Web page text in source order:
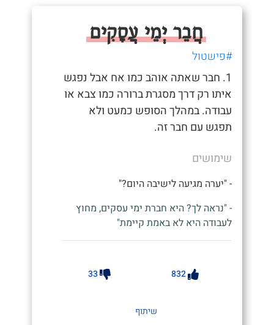
חֲבֵר יְמֵי עֲסָקִים
#פישטול
1. חבר שאתה אוהב כמו אח אבל נפגש
איתו רק דרך מסגרת ברורה כמו צבא או
עבודה. במהלך הסופש כמעט ולא
תפגש עם חבר זה.
שימושים
- "יערה מגיעה לישיבה היום?"
- "נראה לך? היא חברת ימי עסקים, מחוץ
לעבודה היא לא באמת קיימת"
832
33
שיתוף